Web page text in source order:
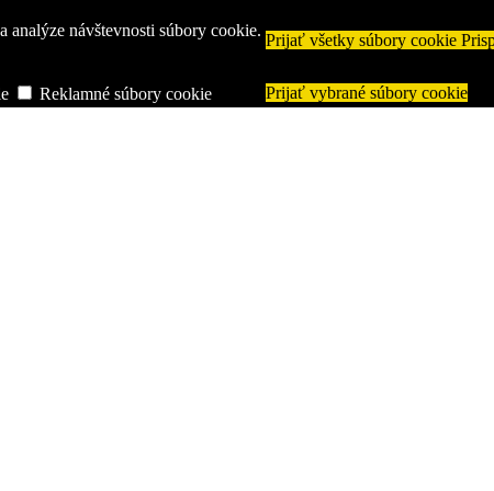
analýze návštevnosti súbory cookie.
Prijať všetky súbory cookie
Reklamné súbory cookie Prijať vybrané súbory cookie